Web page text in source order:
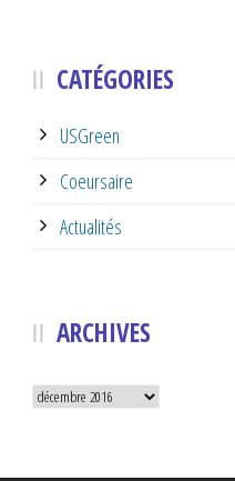
CATÉGORIES
USGreen
Coeursaire
Actualités
ARCHIVES
Archives